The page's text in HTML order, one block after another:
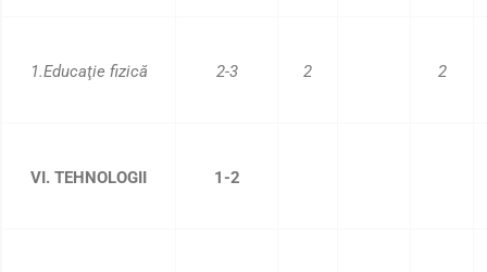
1.Educaţie fizică 2-3 2 2
VI. TEHNOLOGII 1-2